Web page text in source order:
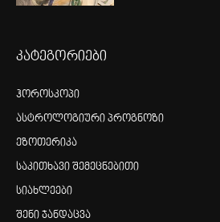
კატეგორიები
ჰოროსკოპი
ასტროლოგიური პროგნოზი
ეზოთერიკა
საკითხავი შემეცნებითი
სიახლეები
შენი ჯანდაცვა